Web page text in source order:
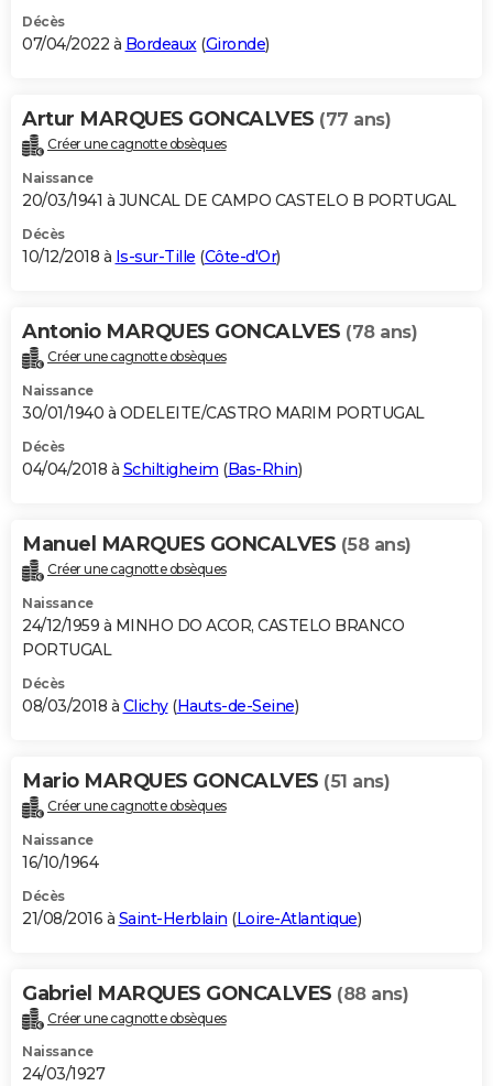
Décès
07/04/2022 à Bordeaux(Gironde)
Artur MARQUES GONCALVES (77 ans)
Créer une cagnotte obsèques
Naissance
20/03/1941 à JUNCAL DE CAMPO CASTELO B PORTUGAL
Décès
10/12/2018 à Is-sur-Tille (Côte-d'Or)
Antonio MARQUES GONCALVES (78 ans)
Créer une cagnotte obsèques
Naissance
30/01/1940 à ODELEITE/CASTRO MARIM PORTUGAL
Décès
04/04/2018 à Schiltigheim (Bas-Rhin)
Manuel MARQUES GONCALVES (58 ans)
Créer une cagnotte obsèques
Naissance
24/12/1959 à MINHO DO ACOR, CASTELO BRANCO
PORTUGAL
Décès
08/03/2018 à Clichy(Hauts-de-Seine)
Mario MARQUES GONCALVES (51 ans)
Créer une cagnotte obsèques
Naissance
16/10/1964
Décès
21/08/2016 à Saint-Herblain (Loire-Atlantique)
Gabriel MARQUES GONCALVES (88 ans)
Créer une cagnotte obsèques
Naissance
24/03/1927